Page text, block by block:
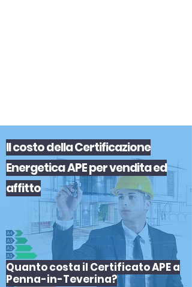
IlcostodellaCertificazione
Energetica APEpervenditaed
affitto
Quanto costa il Certificato APE a
Penna-in-Teverina?